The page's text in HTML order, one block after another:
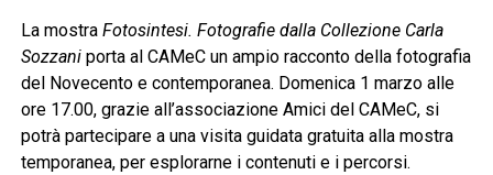
La mostraFotosintesi. Fotografie dalla Collezione Carla
Sozzani porta al CAMeC un ampio racconto della fotografia
del Novecento e contemporanea. Domenica 1 marzo alle
ore 17.00, grazie all’associazione Amici del CAMeC, si
potrà partecipare a una visita guidata gratuita alla mostra
temporanea, per esplorarne i contenuti e i percorsi.